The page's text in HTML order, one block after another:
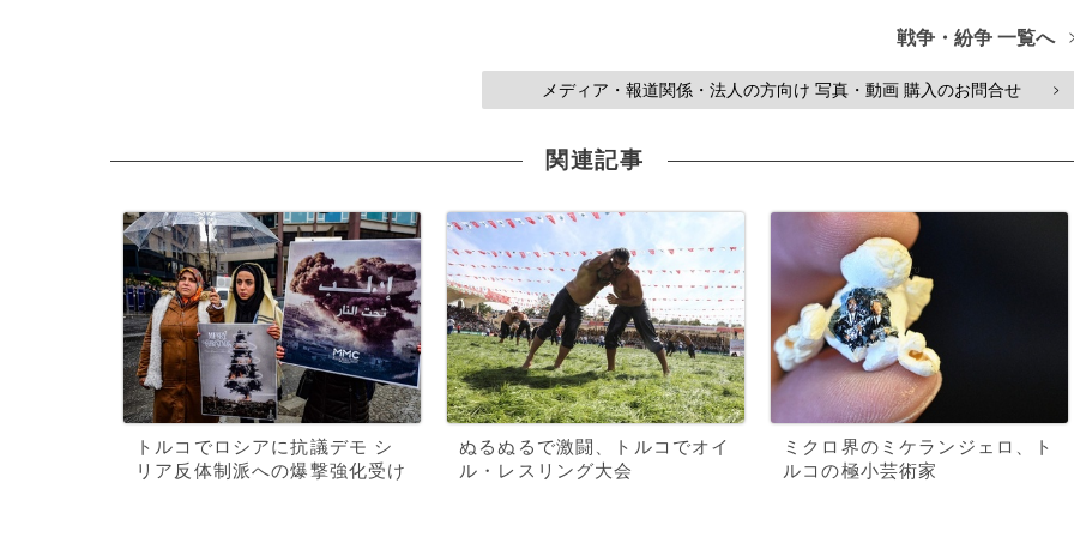
戦争・紛争 一覧へ
メディア・報道関係・法人の方向け 写真・動画 購入のお問合せ >
関連記事
トルコでロシアに抗議デモ シ
リア反体制派への爆撃強化受け
ぬるぬるで激闘、トルコでオイ
ル・レスリング大会
ミクロ界のミケランジェロ、ト
ルコの極小芸術家